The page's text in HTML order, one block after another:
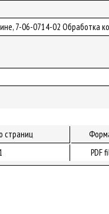
7-06-0714-02 Обработка
страниц
PDF